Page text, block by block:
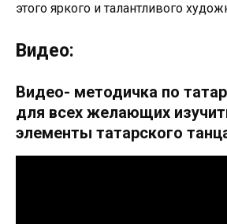
этого яркого и талантливого
Видео:
Видео- методичка по
для всех желающих
элементы татарского